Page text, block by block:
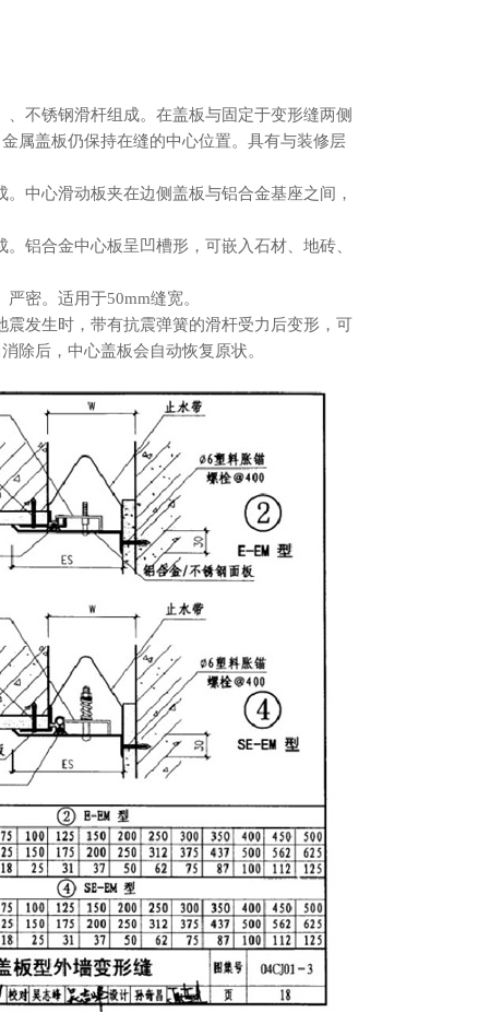
不锈钢滑杆组成。在盖板与固定于变形缝两侧
属盖板仍保持在缝的中心位置。具有与装修层
中心滑动板夹在边侧盖板与铝合金基座之间，
铝合金中心板呈凹槽形，可嵌入石材、地砖、
密。适用于50mm缝宽。
发生时，带有抗震弹簧的滑杆受力后变形，可
除后，中心盖板会自动恢复原状。